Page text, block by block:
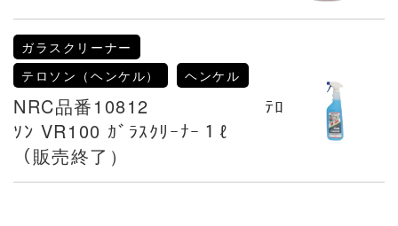
ガラスクリーナー
テロソン（ヘンケル）
ヘンケル
NRC品番10812 ﾃﾛ
ｿﾝ VR100 ｶﾞﾗｽｸﾘｰﾅｰ１ℓ
（販売終了）